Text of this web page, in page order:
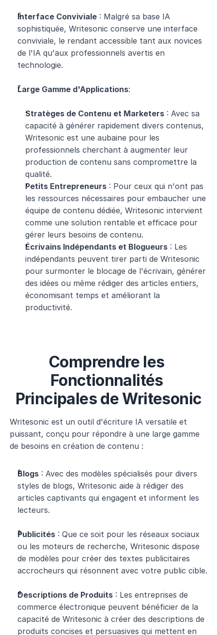
Interface Conviviale : Malgré sa base IA
sophistiquée, Writesonic conserve une interface
conviviale, le rendant accessible tant aux novices
de l'IA qu'aux professionnels avertis en
technologie.
Large Gamme d'Applications:
Stratèges de Contenu et Marketers : Avec sa
capacité à générer rapidement divers contenus,
Writesonic est une aubaine pour les
professionnels cherchant à augmenter leur
production de contenu sans compromettre la
qualité.
Petits Entrepreneurs : Pour ceux qui n'ont pas
les ressources nécessaires pour embaucher une
équipe de contenu dédiée, Writesonic intervient
comme une solution rentable et efficace pour
gérer leurs besoins de contenu.
Écrivains Indépendants et Blogueurs : Les
indépendants peuvent tirer parti de Writesonic
pour surmonter le blocage de l'écrivain, générer
des idées ou même rédiger des articles entiers,
économisant temps et améliorant la
productivité.
Comprendre les
Fonctionnalités
Principales de Writesonic
Writesonic est un outil d'écriture IA versatile et
puissant, conçu pour répondre à une large gamme
de besoins en création de contenu :
Blogs : Avec des modèles spécialisés pour divers
styles de blogs, Writesonic aide à rédiger des
articles captivants qui engagent et informent les
lecteurs.
Publicités : Que ce soit pour les réseaux sociaux
ou les moteurs de recherche, Writesonic dispose
de modèles pour créer des textes publicitaires
accrocheurs qui résonnent avec votre public cible.
Descriptions de Produits : Les entreprises de
commerce électronique peuvent bénéficier de la
capacité de Writesonic à créer des descriptions de
produits concises et persuasives qui mettent en